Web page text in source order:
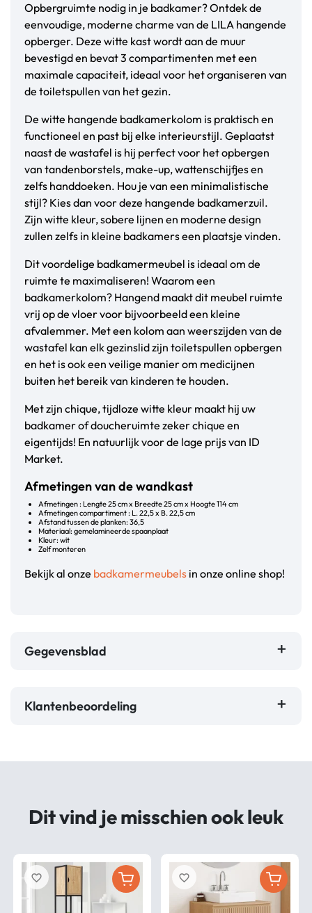
Opbergruimte nodig in je badkamer? Ontdek de
eenvoudige, moderne charme van de LILA hangende
opberger. Deze witte kast wordt aan de muur
bevestigd en bevat 3 compartimenten met een
maximale capaciteit, ideaal voor het organiseren van
de toiletspullen van het gezin.
De witte hangende badkamerkolom is praktisch en
functioneel en past bij elke interieurstijl. Geplaatst
naast de wastafel is hij perfect voor het opbergen
van tandenborstels, make-up, wattenschijfjes en
zelfs handdoeken. Hou je van een minimalistische
stijl? Kies dan voor deze hangende badkamerzuil.
Zijn witte kleur, sobere lijnen en moderne design
zullen zelfs in kleine badkamers een plaatsje vinden.
Dit voordelige badkamermeubel is ideaal om de
ruimte te maximaliseren! Waarom een
badkamerkolom? Hangend maakt dit meubel ruimte
vrij op de vloer voor bijvoorbeeld een kleine
afvalemmer. Met een kolom aan weerszijden van de
wastafel kan elk gezinslid zijn toiletspullen opbergen
en het is ook een veilige manier om medicijnen
buiten het bereik van kinderen te houden.
Met zijn chique, tijdloze witte kleur maakt hij uw
badkamer of doucheruimte zeker chique en
eigentijds! En natuurlijk voor de lage prijs van ID
Market.
Afmetingen van de wandkast
Afmetingen : Lengte 25 cm x Breedte 25 cm x Hoogte 114 cm
Afmetingen compartiment : L. 22,5 x B. 22,5 cm
Afstand tussen de planken: 36,5
Materiaal: gemelamineerde spaanplaat
Kleur: wit
Zelf monteren
Bekijk al onze badkamermeubels in onze online shop!
Gegevensblad
Klantenbeoordeling
Dit vind je misschien ook leuk
favorite_border favorite_border